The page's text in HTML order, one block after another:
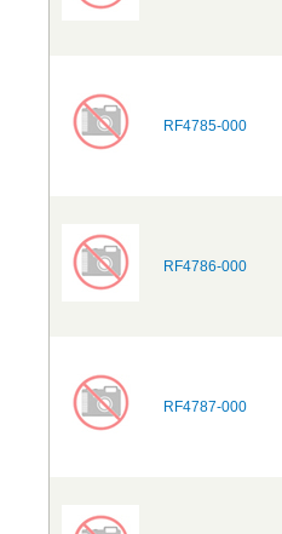
RF4785-000
RF4786-000
RF4787-000